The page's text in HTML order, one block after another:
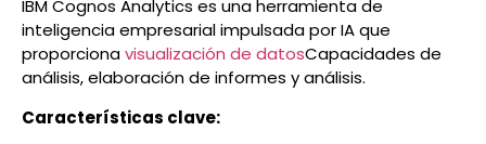
IBM Cognos Analytics es una herramienta de
inteligencia empresarial impulsada por IA que
proporcionavisualización de datosCapacidades de
análisis, elaboración de informes y análisis.
Características clave: